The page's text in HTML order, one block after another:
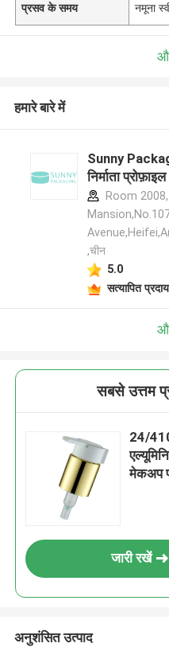
प्रसव के समय नमूना
हमारे बारे में
Sunny
निर्माता प्रोफ़ाइल
Room
,चीन
5.0
सत्यापित
सबसे उत्तम
24/
मेकअप
जारी रखें
अनुशंसित उत्पाद